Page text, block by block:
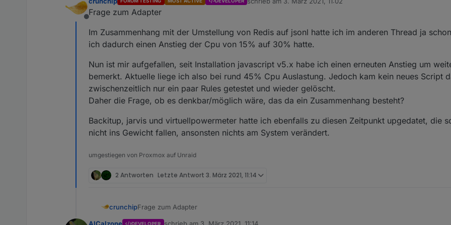
Offline
zuletzt editiert von
Frage zum Adapter
Im Zusammenhang mit der Umstellung von Redis auf jsonl hatte ich im anderen Thread ja
ich dadurch einen Anstieg der Cpu von 15% auf 30% hatte.
Nun ist mir aufgefallen, seit Installation javascript v5.x habe ich einen erneuten Anstieg um
bemerkt. Aktuelle liege ich also bei rund 45% Cpu Auslastung. Jedoch kam kein neues Script
zwischenzeitlich nur ein paar Rules getestet und wieder gelöscht.
Daher die Frage, ob es denkbar/möglich wäre, das da ein Zusammenhang besteht?
Backitup, jarvis und virtuellpowermeter hatte ich ebenfalls zu diesen Zeitpunkt upgedatet, die
nicht ins Gewicht fallen, ansonsten nichts am System verändert.
umgestiegen von Proxmox auf Unraid
2 Antworten Letzte Antwort 3. März 2021, 11:14
crunchipFrage zum Adapter
DEVELOPER